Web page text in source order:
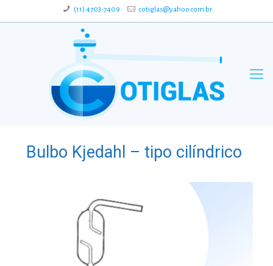
(11) 4703-7409 cotiglas@yahoo.com.br
Bulbo Kjedahl – tipo cilíndrico